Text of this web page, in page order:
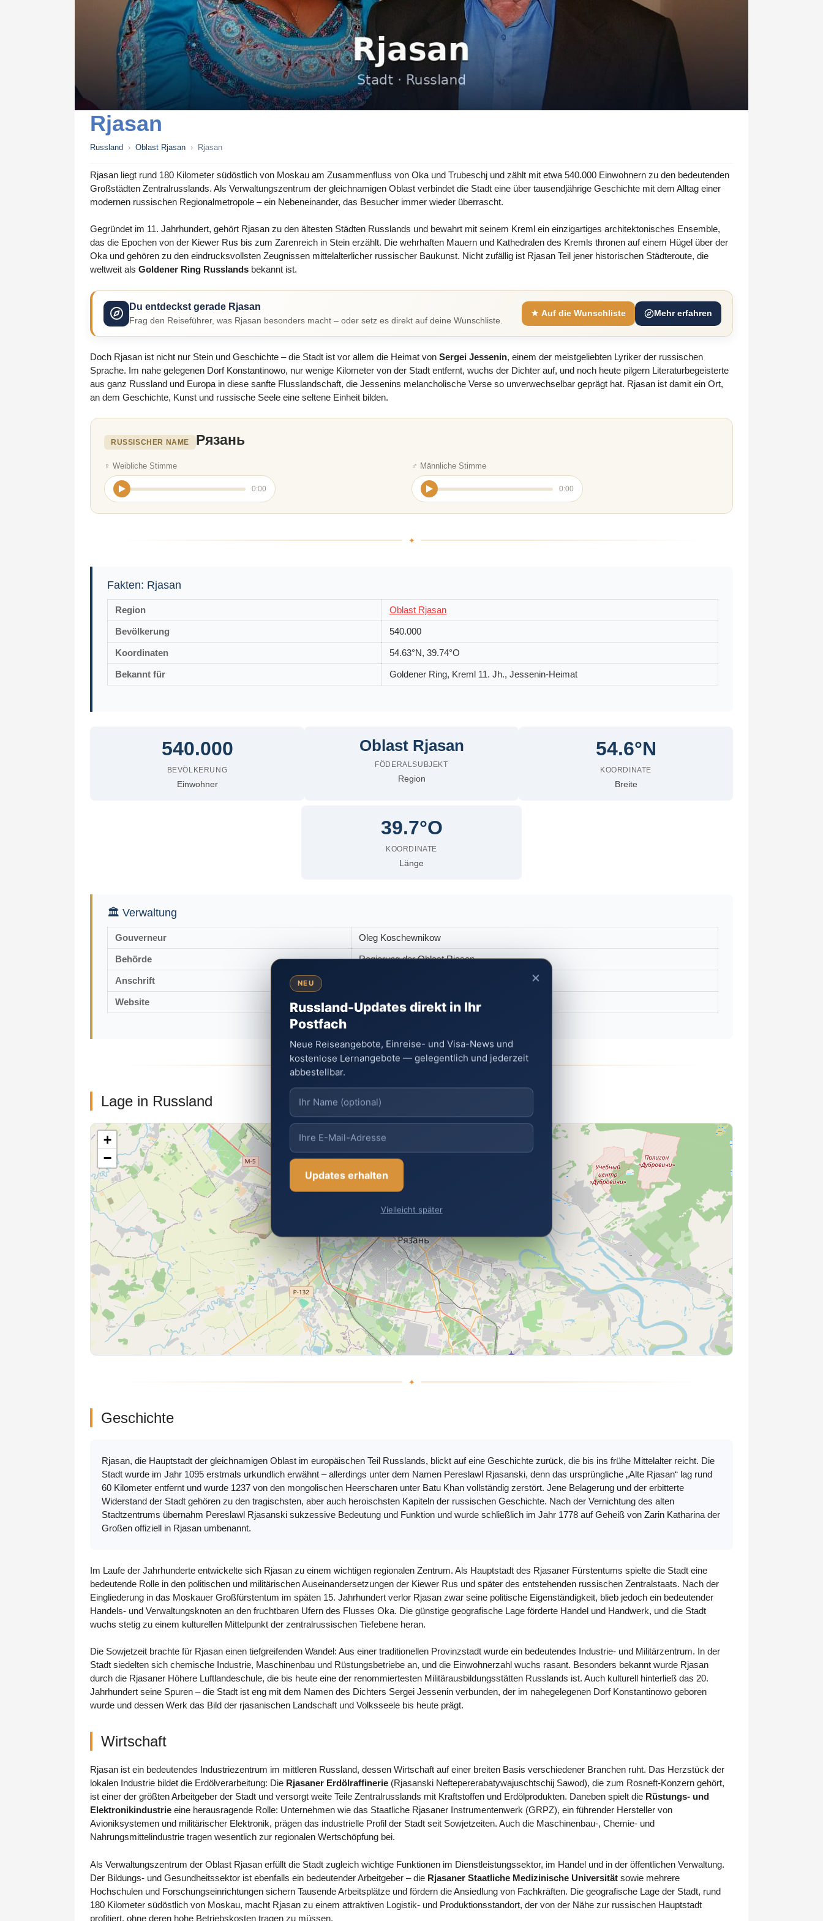
Rjasan
Russland › Oblast Rjasan › Rjasan
Rjasan liegt rund 180 Kilometer südöstlich von Moskau am Zusammenfluss von Oka und Trubeschj und zählt mit etwa 540.000 Einwohnern zu den bedeutenden
Großstädten Zentralrusslands. Als Verwaltungszentrum der gleichnamigen Oblast verbindet die Stadt eine über tausendjährige Geschichte mit dem Alltag einer
modernen russischen Regionalmetropole – ein Nebeneinander, das Besucher immer wieder überrascht.
Gegründet im 11. Jahrhundert, gehört Rjasan zu den ältesten Städten Russlands und bewahrt mit seinem Kreml ein einzigartiges architektonisches Ensemble,
das die Epochen von der Kiewer Rus bis zum Zarenreich in Stein erzählt. Die wehrhaften Mauern und Kathedralen des Kremls thronen auf einem Hügel über der
Oka und gehören zu den eindrucksvollsten Zeugnissen mittelalterlicher russischer Baukunst. Nicht zufällig ist Rjasan Teil jener historischen Städteroute, die
weltweit als Goldener Ring Russlands bekannt ist.
Du entdeckst gerade Rjasan
Frag den Reiseführer, was Rjasan besonders macht – oder setz es direkt auf deine Wunschliste.
★ Auf die Wunschliste Mehr erfahren
Doch Rjasan ist nicht nur Stein und Geschichte – die Stadt ist vor allem die Heimat von Sergei Jessenin, einem der meistgeliebten Lyriker der russischen
Sprache. Im nahe gelegenen Dorf Konstantinowo, nur wenige Kilometer von der Stadt entfernt, wuchs der Dichter auf, und noch heute pilgern Literaturbegeisterte
aus ganz Russland und Europa in diese sanfte Flusslandschaft, die Jessenins melancholische Verse so unverwechselbar geprägt hat. Rjasan ist damit ein Ort,
an dem Geschichte, Kunst und russische Seele eine seltene Einheit bilden.
RUSSISCHER NAME Рязань
♀ Weibliche Stimme
0:00
♂ Männliche Stimme
0:00
Fakten: Rjasan
Region Oblast Rjasan
Bevölkerung 540.000
Koordinaten 54.63°N, 39.74°O
Bekannt für Goldener Ring, Kreml 11. Jh., Jessenin-Heimat
540.000
BEVÖLKERUNG
Einwohner
Oblast Rjasan
FÖDERALSUBJEKT
Region
54.6°N
KOORDINATE
Breite
39.7°O
KOORDINATE
Länge
🏛 Verwaltung
Gouverneur Oleg Koschewnikow
Behörde Regierung der Oblast Rjasan
Anschrift
Website www.ryazangov.ru
Lage in Russland
+
−
Geschichte
Rjasan, die Hauptstadt der gleichnamigen Oblast im europäischen Teil Russlands, blickt auf eine Geschichte zurück, die bis ins frühe Mittelalter reicht. Die
Stadt wurde im Jahr 1095 erstmals urkundlich erwähnt – allerdings unter dem Namen Pereslawl Rjasanski, denn das ursprüngliche „Alte Rjasan“ lag rund
60 Kilometer entfernt und wurde 1237 von den mongolischen Heerscharen unter Batu Khan vollständig zerstört. Jene Belagerung und der erbitterte
Widerstand der Stadt gehören zu den tragischsten, aber auch heroischsten Kapiteln der russischen Geschichte. Nach der Vernichtung des alten
Stadtzentrums übernahm Pereslawl Rjasanski sukzessive Bedeutung und Funktion und wurde schließlich im Jahr 1778 auf Geheiß von Zarin Katharina der
Großen offiziell in Rjasan umbenannt.
Im Laufe der Jahrhunderte entwickelte sich Rjasan zu einem wichtigen regionalen Zentrum. Als Hauptstadt des Rjasaner Fürstentums spielte die Stadt eine
bedeutende Rolle in den politischen und militärischen Auseinandersetzungen der Kiewer Rus und später des entstehenden russischen Zentralstaats. Nach der
Eingliederung in das Moskauer Großfürstentum im späten 15. Jahrhundert verlor Rjasan zwar seine politische Eigenständigkeit, blieb jedoch ein bedeutender
Handels- und Verwaltungsknoten an den fruchtbaren Ufern des Flusses Oka. Die günstige geografische Lage förderte Handel und Handwerk, und die Stadt
wuchs stetig zu einem kulturellen Mittelpunkt der zentralrussischen Tiefebene heran.
Die Sowjetzeit brachte für Rjasan einen tiefgreifenden Wandel: Aus einer traditionellen Provinzstadt wurde ein bedeutendes Industrie- und Militärzentrum. In der
Stadt siedelten sich chemische Industrie, Maschinenbau und Rüstungsbetriebe an, und die Einwohnerzahl wuchs rasant. Besonders bekannt wurde Rjasan
durch die Rjasaner Höhere Luftlandeschule, die bis heute eine der renommiertesten Militärausbildungsstätten Russlands ist. Auch kulturell hinterließ das 20.
Jahrhundert seine Spuren – die Stadt ist eng mit dem Namen des Dichters Sergei Jessenin verbunden, der im nahegelegenen Dorf Konstantinowo geboren
wurde und dessen Werk das Bild der rjasanischen Landschaft und Volksseele bis heute prägt.
Wirtschaft
Rjasan ist ein bedeutendes Industriezentrum im mittleren Russland, dessen Wirtschaft auf einer breiten Basis verschiedener Branchen ruht. Das Herzstück der
lokalen Industrie bildet die Erdölverarbeitung: Die Rjasaner Erdölraffinerie (Rjasanski Neftepererabatywajuschtschij Sawod), die zum Rosneft-Konzern gehört,
ist einer der größten Arbeitgeber der Stadt und versorgt weite Teile Zentralrusslands mit Kraftstoffen und Erdölprodukten. Daneben spielt die Rüstungs- und
Elektronikindustrie eine herausragende Rolle: Unternehmen wie das Staatliche Rjasaner Instrumentenwerk (GRPZ), ein führender Hersteller von
Avioniksystemen und militärischer Elektronik, prägen das industrielle Profil der Stadt seit Sowjetzeiten. Auch die Maschinenbau-, Chemie- und
Nahrungsmittelindustrie tragen wesentlich zur regionalen Wertschöpfung bei.
Als Verwaltungszentrum der Oblast Rjasan erfüllt die Stadt zugleich wichtige Funktionen im Dienstleistungssektor, im Handel und in der öffentlichen Verwaltung.
Der Bildungs- und Gesundheitssektor ist ebenfalls ein bedeutender Arbeitgeber – die Rjasaner Staatliche Medizinische Universität sowie mehrere
Hochschulen und Forschungseinrichtungen sichern Tausende Arbeitsplätze und fördern die Ansiedlung von Fachkräften. Die geografische Lage der Stadt, rund
180 Kilometer südöstlich von Moskau, macht Rjasan zu einem attraktiven Logistik- und Produktionsstandort, der von der Nähe zur russischen Hauptstadt
profitiert, ohne deren hohe Betriebskosten tragen zu müssen.
×
NEU
Russland-Updates direkt in Ihr
Postfach
Neue Reiseangebote, Einreise- und Visa-News und
kostenlose Lernangebote — gelegentlich und jederzeit
abbestellbar.
Updates erhalten
Vielleicht später